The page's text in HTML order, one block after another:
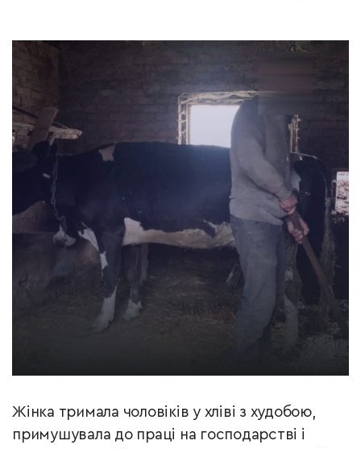
Жінка тримала чоловіків у хліві з худобою,
примушувала до праці на господарстві і